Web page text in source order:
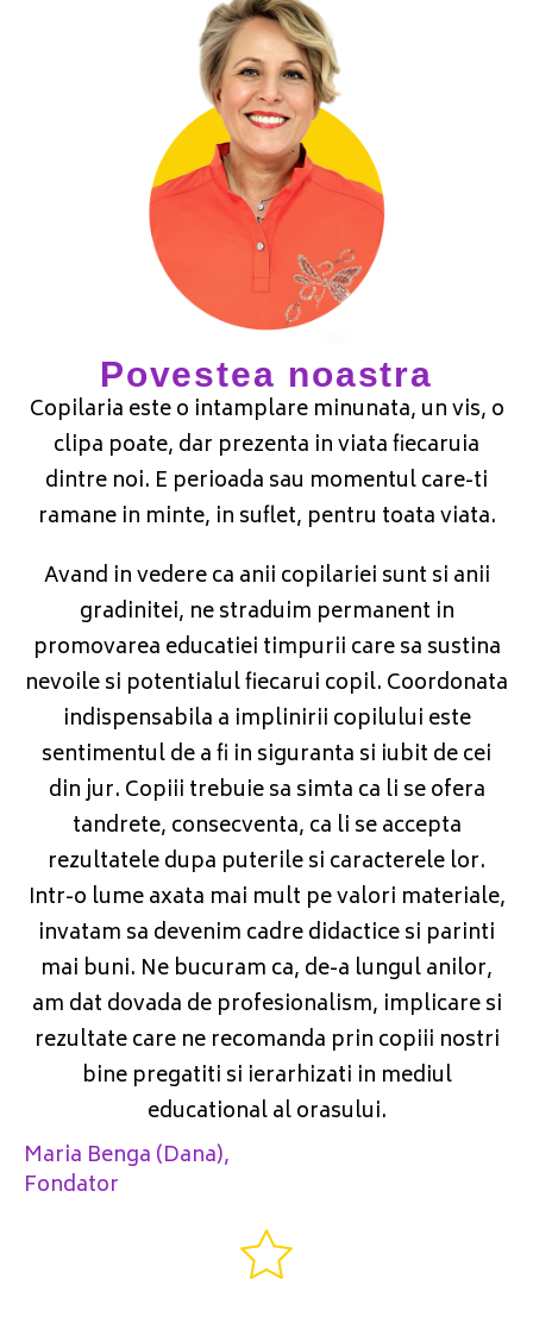
Povestea noastra
Copilaria este o intamplare minunata, un vis, o
clipa poate, dar prezenta in viata fiecaruia
dintre noi. E perioada sau momentul care-ti
ramane in minte, in suflet, pentru toata viata.
Avand in vedere ca anii copilariei sunt si anii
gradinitei, ne straduim permanent in
promovarea educatiei timpurii care sa sustina
nevoile si potentialul fiecarui copil. Coordonata
indispensabila a implinirii copilului este
sentimentul de a fi in siguranta si iubit de cei
din jur. Copiii trebuie sa simta ca li se ofera
tandrete, consecventa, ca li se accepta
rezultatele dupa puterile si caracterele lor.
Intr-o lume axata mai mult pe valori materiale,
invatam sa devenim cadre didactice si parinti
mai buni. Ne bucuram ca, de-a lungul anilor,
am dat dovada de profesionalism, implicare si
rezultate care ne recomanda prin copiii nostri
bine pregatiti si ierarhizati in mediul
educational al orasului.
Maria Benga (Dana),
Fondator